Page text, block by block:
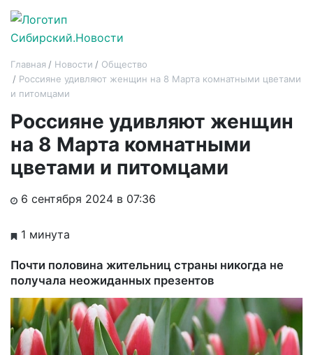
Главная Новости
Общество
Россияне удивляют женщин на 8 Марта комнатными цветами
и питомцами
Россияне удивляют женщин
на 8 Марта комнатными
цветами и питомцами
6 сентября 2024 в 07:36
1 минута
Почти половина жительниц страны никогда не
получала неожиданных презентов